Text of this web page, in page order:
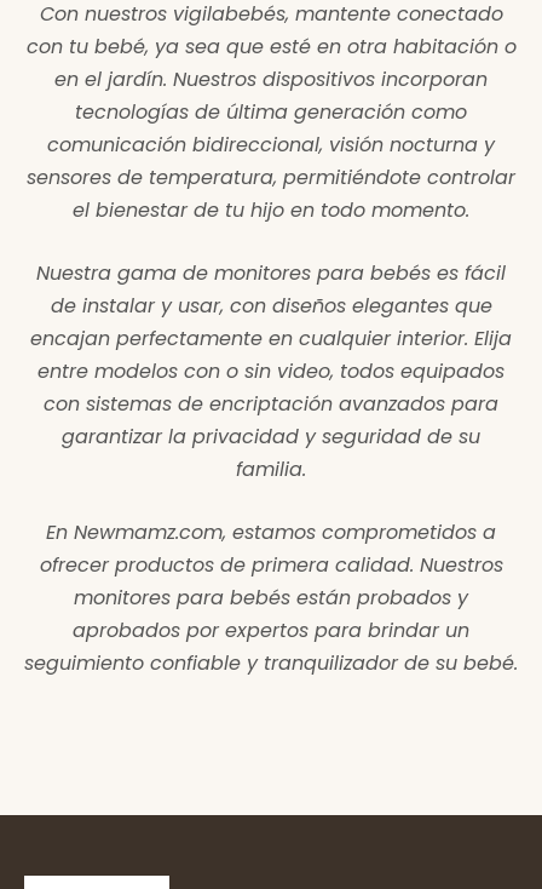
Con nuestros vigilabebés, mantente conectado
con tu bebé, ya sea que esté en otra habitación o
en el jardín. Nuestros dispositivos incorporan
tecnologías de última generación como
comunicación bidireccional, visión nocturna y
sensores de temperatura, permitiéndote controlar
el bienestar de tu hijo en todo momento.
Nuestra gama de monitores para bebés es fácil
de instalar y usar, con diseños elegantes que
encajan perfectamente en cualquier interior. Elija
entre modelos con o sin video, todos equipados
con sistemas de encriptación avanzados para
garantizar la privacidad y seguridad de su
familia.
En Newmamz.com, estamos comprometidos a
ofrecer productos de primera calidad. Nuestros
monitores para bebés están probados y
aprobados por expertos para brindar un
seguimiento confiable y tranquilizador de su bebé.